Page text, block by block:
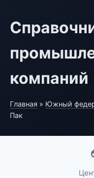
компаний
Главная » Южный
Пак